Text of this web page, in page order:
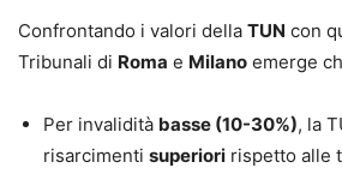
Confrontando i valori della TUN con
Tribunali di Roma e Milano emerge
Per invalidità basse (10-30%), la
risarcimenti superiori rispetto alle